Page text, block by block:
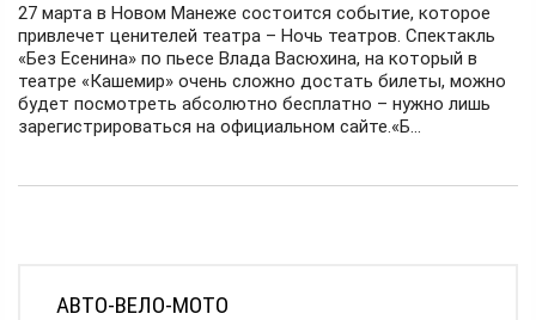
27 марта в Новом Манеже состоится событие, которое
привлечет ценителей театра – Ночь театров. Спектакль
«Без Есенина» по пьесе Влада Васюхина, на который в
театре «Кашемир» очень сложно достать билеты, можно
будет посмотреть абсолютно бесплатно – нужно лишь
зарегистрироваться на официальном сайте.«Б...
АВТО-ВЕЛО-МОТО